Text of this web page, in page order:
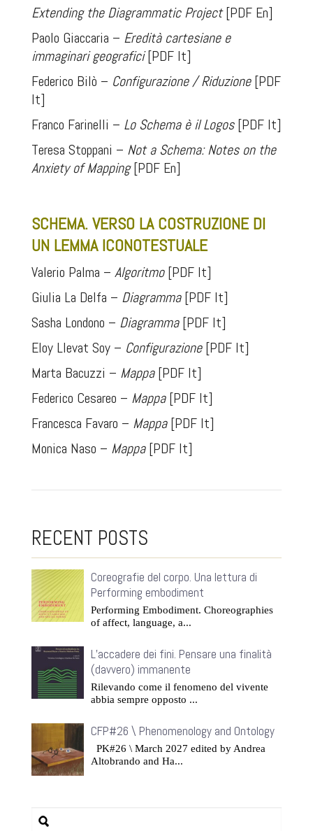
Extending the Diagrammatic Project[PDF En]
Paolo Giaccaria – Eredità cartesiane e
immaginari geografici[PDF It]
Federico Bilò – Configurazione / Riduzione[PDF
It]
Franco Farinelli – Lo Schema è il Logos[PDF It]
Teresa Stoppani – Not a Schema: Notes on the
Anxiety of Mapping[PDF En]
SCHEMA. VERSO LA COSTRUZIONE DI
UN LEMMA ICONOTESTUALE
Valerio Palma – Algoritmo[PDF It]
Giulia La Delfa – Diagramma[PDF It]
Sasha Londono – Diagramma[PDF It]
Eloy Llevat Soy – Configurazione[PDF It]
Marta Bacuzzi – Mappa[PDF It]
Federico Cesareo – Mappa[PDF It]
Francesca Favaro – Mappa[PDF It]
Monica Naso – Mappa[PDF It]
RECENT POSTS
Coreografie del corpo. Una lettura di
Performing embodiment
Performing Embodiment. Choreographies
of affect, language, a...
L’accadere dei fini. Pensare una finalità
(davvero) immanente
Rilevando come il fenomeno del vivente
abbia sempre opposto ...
CFP#26 \ Phenomenology and Ontology
PK#26 \ March 2027 edited by Andrea
Altobrando and Ha...